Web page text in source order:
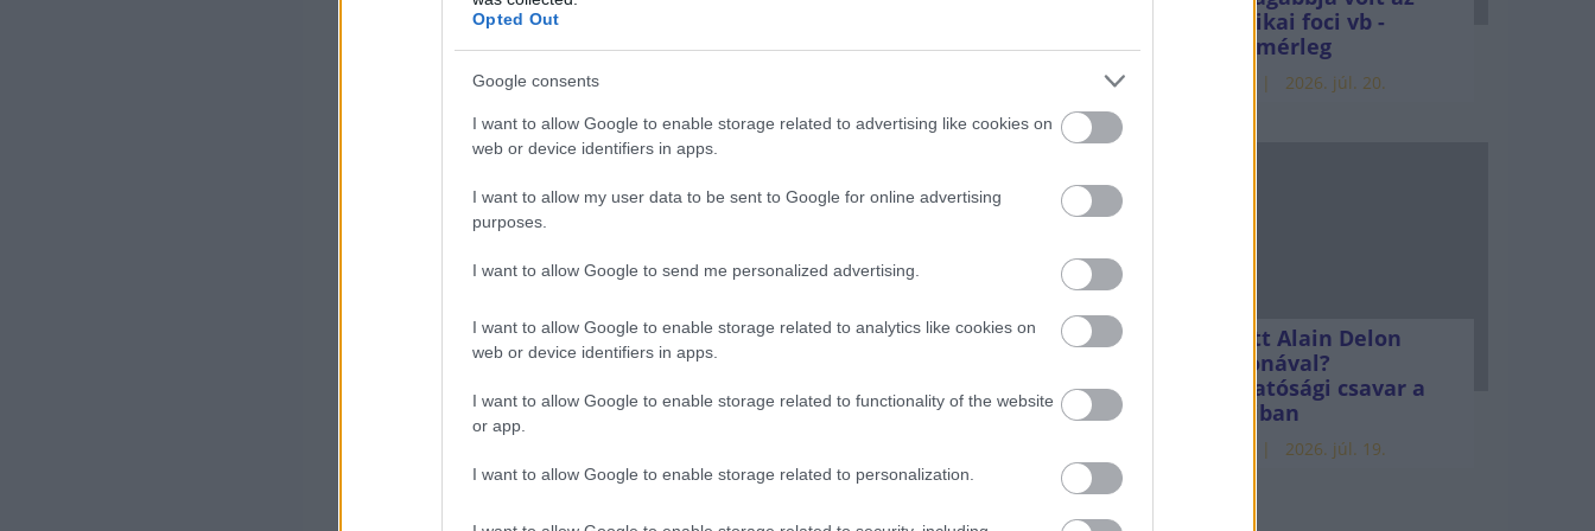
Opted Out
Google consents
I want to allow Google to enable storage related to advertising like cookies on
web or device identifiers in apps.
I want to allow my user data to be sent to Google for online advertising
purposes.
I want to allow Google to send me personalized advertising.
I want to allow Google to enable storage related to analytics like cookies on
web or device identifiers in apps.
I want to allow Google to enable storage related to functionality of the website
or app.
I want to allow Google to enable storage related to personalization.
Ezzel van összhangban a Pénzügyminisztérium azon elemzése is, mely
míg 2013-ban a KATA-t választóknak
mindössze 3 százaléka volt foglalkoztatott
korábban, addig ez az arány 2019 végére
jelentősen megnőtt: az akkor mintegy 377
ezer nyilvántartott KATA-s közel 40
amerikai foci vb -
gyorsmérleg
2026. júl. 20.
Mi lett Alain Delon
vagyonával?
Adóhatósági csavar a
sztoriban
2026. júl. 19.